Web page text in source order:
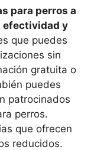
para perros a
efectividad y
que puedes
sin
gratuita o
puedes
patrocinados
perros.
que ofrecen
reducidos.